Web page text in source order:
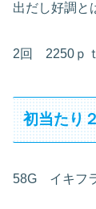
出だし好調と
2回 2250ｐｔ
初当たり
58G イキフ